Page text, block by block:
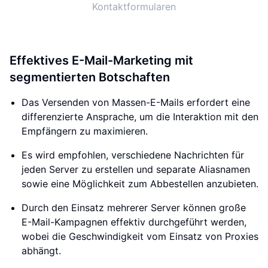
Kontaktformularen
Effektives E-Mail-Marketing mit
segmentierten Botschaften
Das Versenden von Massen-E-Mails erfordert eine
differenzierte Ansprache, um die Interaktion mit den
Empfängern zu maximieren.
Es wird empfohlen, verschiedene Nachrichten für
jeden Server zu erstellen und separate Aliasnamen
sowie eine Möglichkeit zum Abbestellen anzubieten.
Durch den Einsatz mehrerer Server können große
E-Mail-Kampagnen effektiv durchgeführt werden,
wobei die Geschwindigkeit vom Einsatz von Proxies
abhängt.